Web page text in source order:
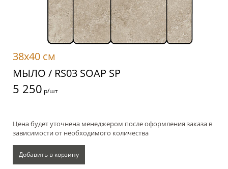
38x40 см
МЫЛО / RS03 SOAP SP
5 250 р/шт
Цена будет уточнена менеджером после оформления заказа в
зависимости от необходимого количества
Добавить в корзину